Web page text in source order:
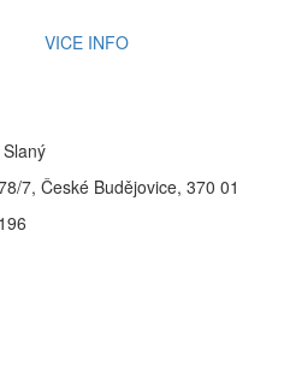
VICE INFO
7, České Budějovice, 370 01